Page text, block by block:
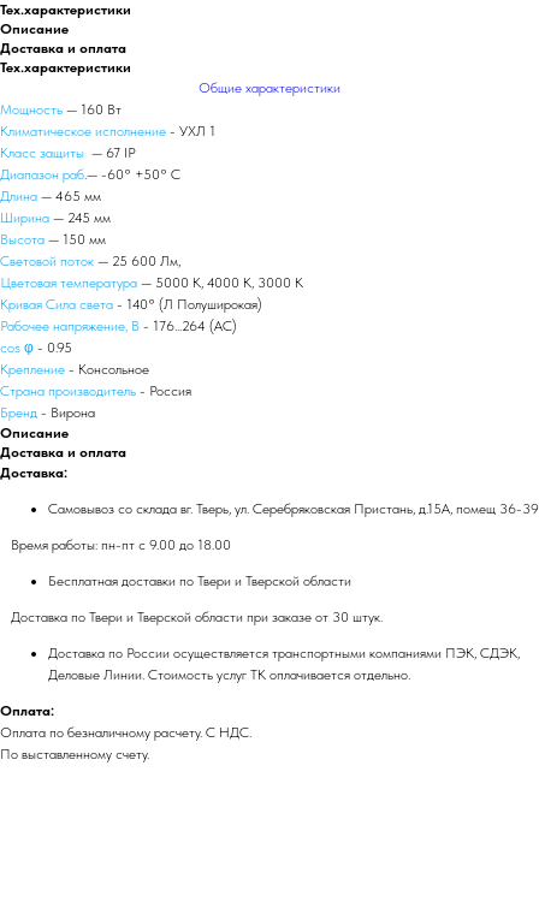
Тех.характеристики
Описание
Доставка и оплата
Тех.характеристики
Общие характеристики
Мощность — 160 Вт
Климатическое исполнение - УХЛ 1
Класс защиты — 67 IP
Диапазон раб.— -60° +50° С
Длина — 465 мм
Ширина — 245 мм
Высота — 150 мм
Световой поток — 25 600 Лм,
Цветовая температура — 5000 К, 4000 К, 3000 К
Кривая Сила света - 140° (Л Полуширокая)
Рабочее напряжение, В - 176...264 (AС)
сos φ - 0.95
Крепление - Консольное
Страна производитель - Россия
Бренд - Вирона
Описание
Доставка и оплата
Доставка:
Самовывоз со склада вг. Тверь, ул. Серебряковская Пристань, д.15А, помещ 36-39
Время работы: пн-пт с 9.00 до 18.00
Бесплатная доставки по Твери и Тверской области
Доставка по Твери и Тверской области при заказе от 30 штук.
Доставка по России осуществляется транспортными компаниями ПЭК, СДЭК,
Деловые Линии. Стоимость услуг ТК оплачивается отдельно.
Оплата:
Оплата по безналичному расчету. С НДС.
По выставленному счету.